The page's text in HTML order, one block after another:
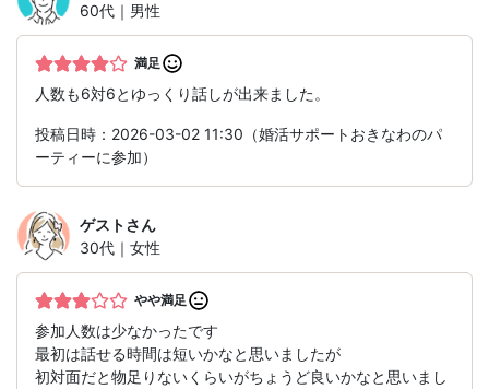
60代｜男性
満足
人数も6対6とゆっくり話しが出来ました。
投稿日時：2026-03-02 11:30（婚活サポートおきなわのパ
ーティーに参加）
ゲストさん
30代｜女性
やや満足
参加人数は少なかったです
最初は話せる時間は短いかなと思いましたが
初対面だと物足りないくらいがちょうど良いかなと思いまし